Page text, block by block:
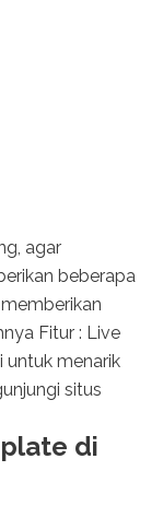
agar
beberapa
Fitur : Live
untuk menarik
situs
di